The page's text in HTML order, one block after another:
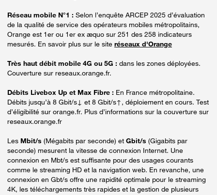
Réseau mobile N°1 : Selon l’enquête ARCEP 2025 d’évaluation
de la qualité de service des opérateurs mobiles métropolitains,
Orange est 1er ou 1er ex æquo sur 251 des 258 indicateurs
mesurés. En savoir plus sur le site réseaux d'Orange
Très haut débit mobile 4G ou 5G : dans les zones déployées.
Couverture sur reseaux.orange.fr.
Débits Livebox Up et Max Fibre : En France métropolitaine.
Débits jusqu’à 8 Gbit/s↓ et 8 Gbit/s↑, déploiement en cours. Test
d’éligibilité sur orange.fr. Plus d’informations sur la couverture sur
reseaux.orange.fr
Les Mbit/s (Mégabits par seconde) et Gbit/s (Gigabits par
seconde) mesurent la vitesse de connexion Internet. Une
connexion en Mbt/s est suffisante pour des usages courants
comme le streaming HD et la navigation web. En revanche, une
connexion en Gbt/s offre une rapidité optimale pour le streaming
4K, les téléchargements très rapides et la gestion de plusieurs